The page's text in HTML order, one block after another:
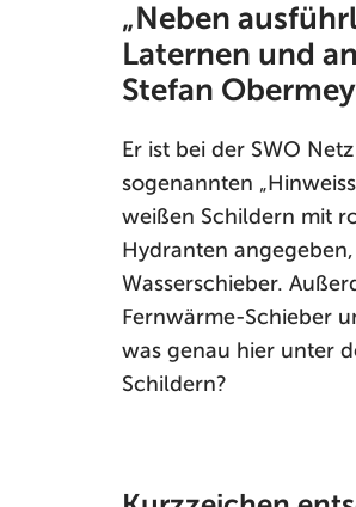
„Neben
Laternen und
Stefan
Er ist bei der SWO
sogenannten
weißen Schildern mit
Hydranten
Wasserschieber.
Fernwärme-Schieber
was genau hier unter
Schildern?